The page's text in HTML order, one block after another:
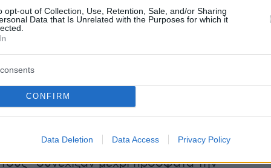
opt-out of Collection, Use, Retention, Sale, and/or Sharing
Data that Is Unrelated with the Purposes for which it
CONFIRM
Data Deletion Data Access Privacy Policy
τους συγκεκριμένους παραγωγούς να
ως αχρεώστητα ποσά από150.000 έως
της υπόθεσης δείχνει ότι οι
αγρότες θα μπορούσαν να έχουν
από το 2022 και να επιστρέψουν τα
-η οποία ενέκρινε παράτυπα τις
συνέχιζαν μέχρι πρόσφατα την